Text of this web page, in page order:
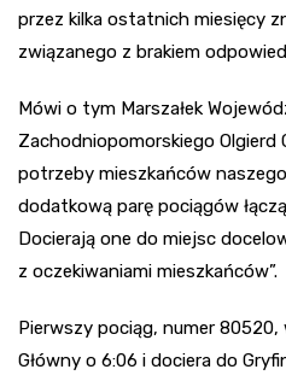
przez kilka ostatnich miesięcy
związanego z brakiem
Mówi o tym Marszałek
Zachodniopomorskiego Olgierd
potrzeby mieszkańców
dodatkową parę pociągów
Docierają one do miejsc
z oczekiwaniami mieszkańców”.
Pierwszy pociąg, numer
Główny o 6:06 i dociera do